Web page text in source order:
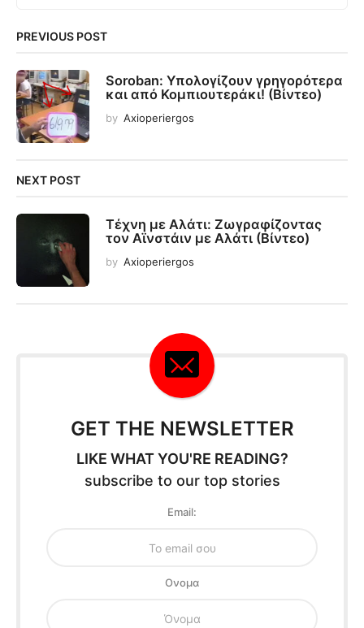
PREVIOUS POST
Soroban: Υπολογίζουν γρηγορότερα
και από Κομπιουτεράκι! (Βίντεο)
by Axioperiergos
NEXT POST
Τέχνη με Αλάτι: Ζωγραφίζοντας
τον Αϊνστάιν με Αλάτι (Βίντεο)
by Axioperiergos
GET THE NEWSLETTER
LIKE WHAT YOU'RE READING?
subscribe to our top stories
Email:
Oνομα